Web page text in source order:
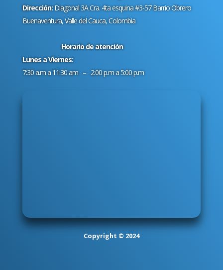
Dirección:Diagonal 3A Cra. 4ta esquina #3-57 Barrio Obrero
Buenaventura, Valle del Cauca, Colombia
Horario de atención
Lunes a Viernes:
7:30 a.m a 11:30 am – 2:00 p.m a 5:00 p.m
Copyright © 2024